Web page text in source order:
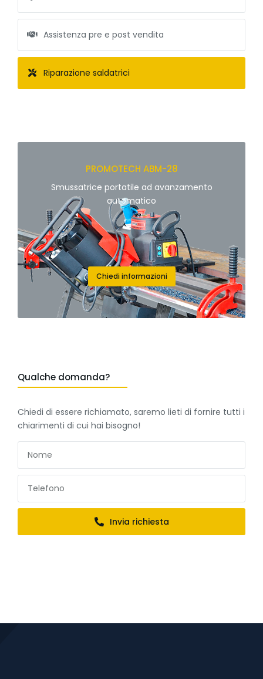
Assistenza pre e post vendita
Riparazione saldatrici
PROMOTECH ABM-28
Smussatrice portatile ad avanzamento
automatico
Chiedi informazioni
Qualche domanda?
Chiedi di essere richiamato, saremo lieti di fornire tutti i
chiarimenti di cui hai bisogno!
Invia richiesta